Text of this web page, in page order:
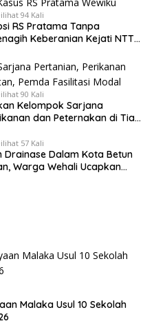
94 Kali
RS Pratama Tanpa
Keberanian Kejati NTT
90 Kali
Kelompok Sarjana
dan Peternakan di Tiap
57 Kali
Drainase Dalam Kota Betun
Warga Wehali Ucapkan
Malaka Usul 10 Sekolah